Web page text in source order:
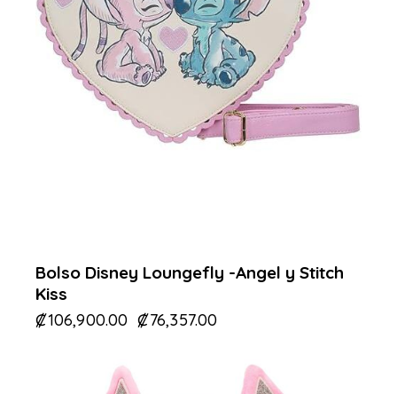
Bolso Disney Loungefly -Angel y Stitch
Kiss
₡106,900.00 ₡76,357.00